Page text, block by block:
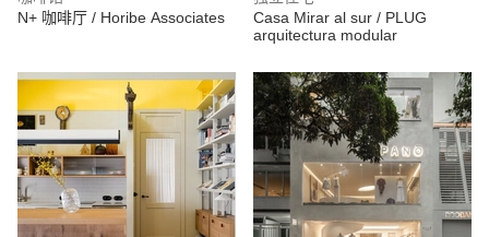
N+ 咖啡厅 / Horibe Associates
Casa Mirar al sur / PLUG
arquitectura modular